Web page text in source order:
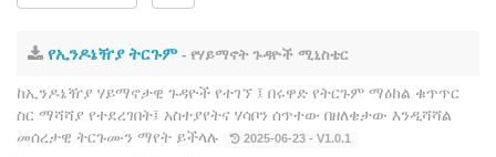
የኢንዶኔዥያ ትርጉም- የሃይማኖት ጉዳዮች ሚኒስቴር
ከኢንዶኔዥያ ሃይማኖታዊ ጉዳዮች የተገኘ ፤ በሩዋድ የትርጉም ማዕከል ቁጥጥር
ስር ማሻሻያ የተደረገበት፤ አስተያየትና ሃሳቦን ሰጥተው በዘለቄታው እንዲሻሻል
መሰረታዊ ትርጉሙን ማየት ይችላሉ
2025-06-23 - V1.0.1